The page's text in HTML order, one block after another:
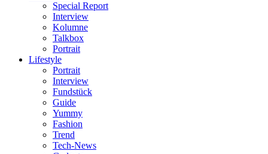
Special Report
Interview
Kolumne
Talkbox
Portrait
Lifestyle
Portrait
Interview
Fundstück
Guide
Yummy
Fashion
Trend
Tech-News